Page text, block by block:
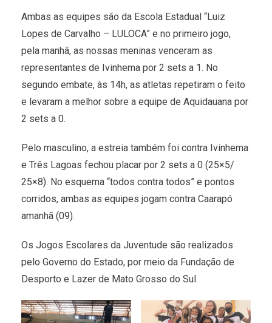
Ambas as equipes são da Escola Estadual “Luiz
Lopes de Carvalho – LULOCA” e no primeiro jogo,
pela manhã, as nossas meninas venceram as
representantes de Ivinhema por 2 sets a 1. No
segundo embate, às 14h, as atletas repetiram o feito
e levaram a melhor sobre a equipe de Aquidauana por
2 sets a 0.
Pelo masculino, a estreia também foi contra Ivinhema
e Três Lagoas fechou placar por 2 sets a 0 (25×5/
25×8). No esquema “todos contra todos” e pontos
corridos, ambas as equipes jogam contra Caarapó
amanhã (09).
Os Jogos Escolares da Juventude são realizados
pelo Governo do Estado, por meio da Fundação de
Desporto e Lazer de Mato Grosso do Sul.